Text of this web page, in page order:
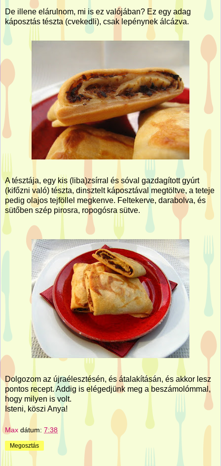
De illene elárulnom, mi is ez valójában? Ez egy adag
káposztás tészta (cvekedli), csak lepénynek álcázva.
A tésztája, egy kis (liba)zsírral és sóval gazdagított gyúrt
(kifőzni való) tészta, dinsztelt káposztával megtöltve, a teteje
pedig olajos tejföllel megkenve. Feltekerve, darabolva, és
sütőben szép pirosra, ropogósra sütve.
Dolgozom az újraélesztésén, és átalakításán, és akkor lesz
pontos recept. Addig is elégedjünk meg a beszámolómmal,
hogy milyen is volt.
Isteni, köszi Anya!
Max dátum: 7:38
Megosztás